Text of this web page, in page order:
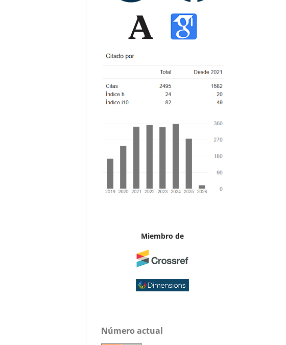
Miembro de
Número actual